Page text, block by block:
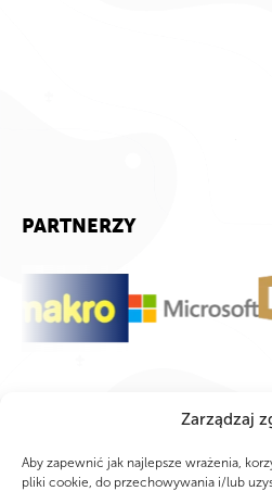
Zarządzaj
Aby zapewnić jak najlepsze wrażenia,
pliki cookie, do przechowywania i/lub
PARTNERZY